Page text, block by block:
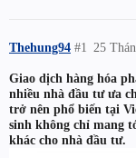
Thehung94 25
#1
Giao dịch hàng hóa
nhiều nhà đầu tư ưa
trở nên phổ biến tại
sinh không chỉ mang
khác cho nhà đầu tư.